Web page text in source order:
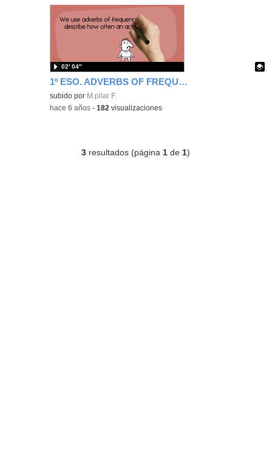
1º ESO. ADVERBS OF FREQUENCY
Contenido educativo.
subido por M.pilar F.
02′ 04″
-hace 6 años -182 visualizaciones
3 resultados (página 1 de 1)